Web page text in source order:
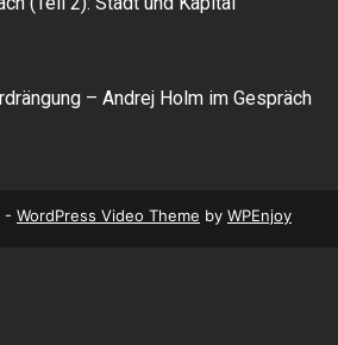
– Andrej Holm im Gespräch
- WordPress Video Theme by WPEnjoy